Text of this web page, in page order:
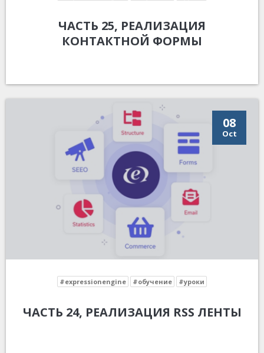
ЧАСТЬ 25, РЕАЛИЗАЦИЯ
КОНТАКТНОЙ ФОРМЫ
08
Oct
#expressionengine #обучение #уроки
ЧАСТЬ 24, РЕАЛИЗАЦИЯ RSS ЛЕНТЫ